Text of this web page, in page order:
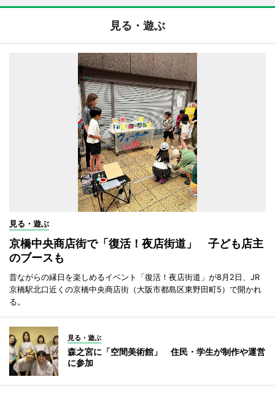
見る・遊ぶ
見る・遊ぶ
京橋中央商店街で「復活！夜店街道」 子ども店主
のブースも
昔ながらの縁日を楽しめるイベント「復活！夜店街道」が8月2日、JR
京橋駅北口近くの京橋中央商店街（大阪市都島区東野田町5）で開かれ
る。
見る・遊ぶ
森之宮に「空間美術館」 住民・学生が制作や運営
に参加